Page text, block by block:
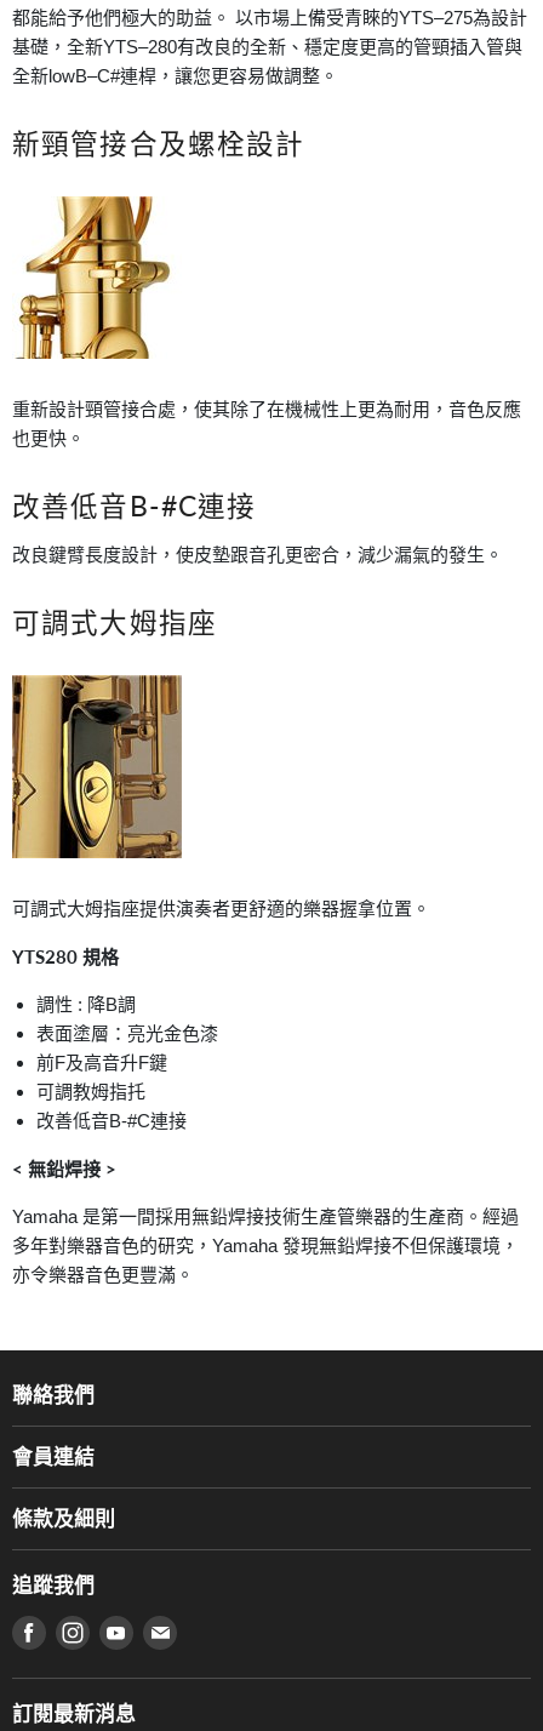
都能給予他們極大的助益。 以市場上備受青睞的YTS–275為設計
基礎，全新YTS–280有改良的全新、穩定度更高的管頸插入管與
全新lowB–C#連桿，讓您更容易做調整。
新頸管接合及螺栓設計
重新設計頸管接合處，使其除了在機械性上更為耐用，音色反應
也更快。
改善低音B-#C連接
改良鍵臂長度設計，使皮墊跟音孔更密合，減少漏氣的發生。
可調式大姆指座
可調式大姆指座提供演奏者更舒適的樂器握拿位置。
YTS280 規格
調性 : 降B調
表面塗層：亮光金色漆
前F及高音升F鍵
可調教姆指托
改善低音B-#C連接
< 無鉛焊接 >
Yamaha 是第一間採用無鉛焊接技術生產管樂器的生產商。經過
多年對樂器音色的研究，Yamaha 發現無鉛焊接不但保護環境，
亦令樂器音色更豐滿。
聯絡我們
服務部
通利工程
登記保養
產品序號查詢
會員連結
香港管弦樂導師協會
條款及細則
使用條款及細則
私隱條款
門市購買產品及服務
追蹤我們
在 Facebook 上找到我們
在 Instagram 上找到我們
在 Youtube 上找到我們
在 電子郵件 上找到我們
訂閱最新消息